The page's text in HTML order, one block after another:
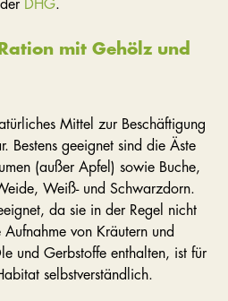
DHG.
mit Gehölz und
Mittel zur Beschäftigung
Bestens geeignet sind die Äste
(außer Apfel) sowie Buche,
Weiß- und Schwarzdorn.
da sie in der Regel nicht
von Kräutern und
und Gerbstoffe enthalten, ist für
selbstverständlich.